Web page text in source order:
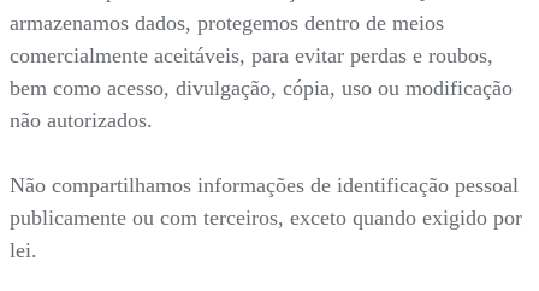
armazenamos dados, protegemos dentro de meios
comercialmente aceitáveis, para evitar perdas e roubos,
bem como acesso, divulgação, cópia, uso ou modificação
não autorizados.
Não compartilhamos informações de identificação pessoal
publicamente ou com terceiros, exceto quando exigido por
lei.